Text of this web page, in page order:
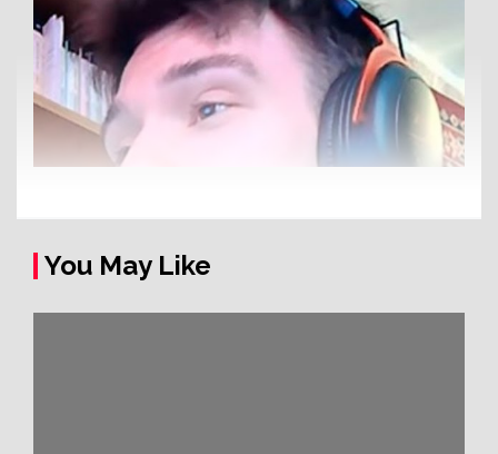
You May Like